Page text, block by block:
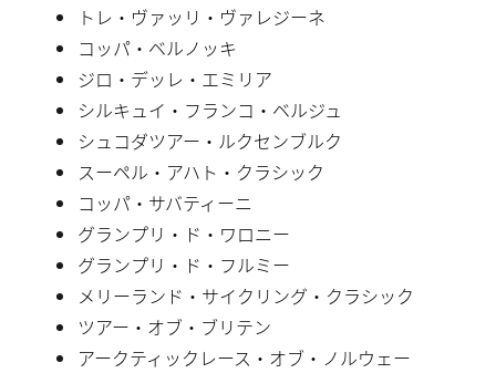
トレ・ヴァッリ・ヴァレジーネ
コッパ・ベルノッキ
ジロ・デッレ・エミリア
シルキュイ・フランコ・ベルジュ
シュコダツアー・ルクセンブルク
スーペル・アハト・クラシック
コッパ・サバティーニ
グランプリ・ド・ワロニー
グランプリ・ド・フルミー
メリーランド・サイクリング・クラシック
ツアー・オブ・ブリテン
アークティックレース・オブ・ノルウェー